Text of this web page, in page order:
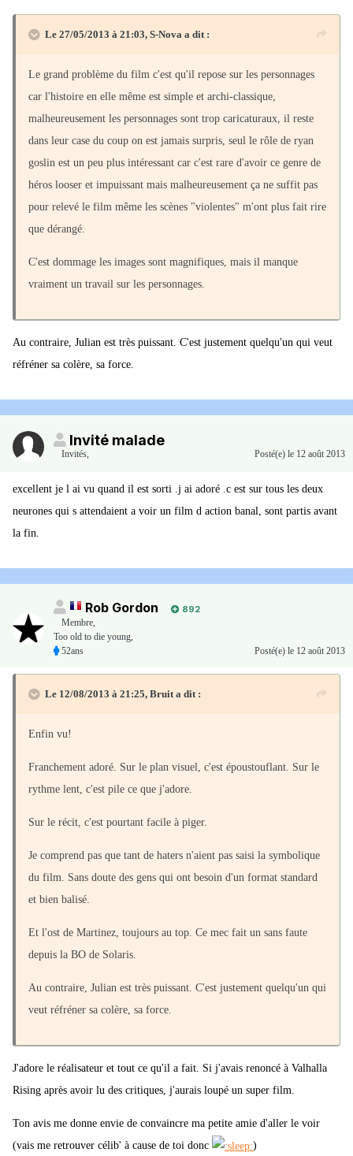
Le 27/05/2013 à 21:03, S-Nova a dit :
Le grand problème du film c'est qu'il repose sur les personnages
car l'histoire en elle même est simple et archi-classique,
malheureusement les personnages sont trop caricaturaux, il reste
dans leur case du coup on est jamais surpris, seul le rôle de ryan
goslin est un peu plus intéressant car c'est rare d'avoir ce genre de
héros looser et impuissant mais malheureusement ça ne suffit pas
pour relevé le film même les scènes "violentes" m'ont plus fait rire
que dérangé.
C'est dommage les images sont magnifiques, mais il manque
vraiment un travail sur les personnages.
Au contraire, Julian est très puissant. C'est justement quelqu'un qui veut
réfréner sa colère, sa force.
Invité malade
Invités, Posté(e) le 12 août 2013
excellent je l ai vu quand il est sorti .j ai adoré .c est sur tous les deux
neurones qui s attendaient a voir un film d action banal, sont partis avant
la fin.
Rob Gordon
892
Membre,
Too old to die young,
52ans
Posté(e) le 12 août 2013
Le 12/08/2013 à 21:25, Bruit a dit :
Enfin vu!
Franchement adoré. Sur le plan visuel, c'est époustouflant. Sur le
rythme lent, c'est pile ce que j'adore.
Sur le récit, c'est pourtant facile à piger.
Je comprend pas que tant de haters n'aient pas saisi la symbolique
du film. Sans doute des gens qui ont besoin d'un format standard
et bien balisé.
Et l'ost de Martinez, toujours au top. Ce mec fait un sans faute
depuis la BO de Solaris.
Au contraire, Julian est très puissant. C'est justement quelqu'un qui
veut réfréner sa colère, sa force.
J'adore le réalisateur et tout ce qu'il a fait. Si j'avais renoncé à Valhalla
Rising après avoir lu des critiques, j'aurais loupé un super film.
Ton avis me donne envie de convaincre ma petite amie d'aller le voir
(vais me retrouver célib' à cause de toi donc
)